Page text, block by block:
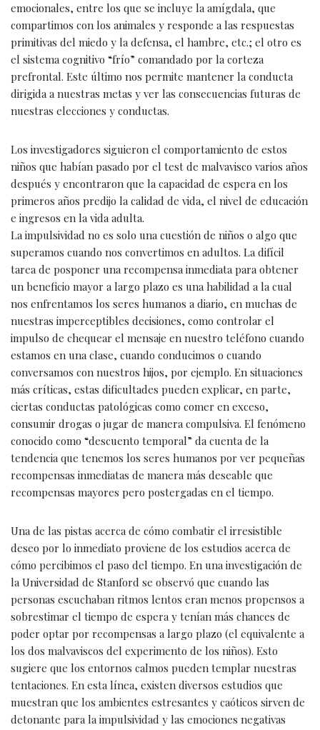
emocionales, entre los que se incluye la amígdala, que
compartimos con los animales y responde a las respuestas
primitivas del miedo y la defensa, el hambre, etc.; el otro es
el sistema cognitivo “frío” comandado por la corteza
prefrontal. Este último nos permite mantener la conducta
dirigida a nuestras metas y ver las consecuencias futuras de
nuestras elecciones y conductas.
Los investigadores siguieron el comportamiento de estos
niños que habían pasado por el test de malvavisco varios años
después y encontraron que la capacidad de espera en los
primeros años predijo la calidad de vida, el nivel de educación
e ingresos en la vida adulta.
La impulsividad no es solo una cuestión de niños o algo que
superamos cuando nos convertimos en adultos. La difícil
tarea de posponer una recompensa inmediata para obtener
un beneficio mayor a largo plazo es una habilidad a la cual
nos enfrentamos los seres humanos a diario, en muchas de
nuestras imperceptibles decisiones, como controlar el
impulso de chequear el mensaje en nuestro teléfono cuando
estamos en una clase, cuando conducimos o cuando
conversamos con nuestros hijos, por ejemplo. En situaciones
más críticas, estas dificultades pueden explicar, en parte,
ciertas conductas patológicas como comer en exceso,
consumir drogas o jugar de manera compulsiva. El fenómeno
conocido como “descuento temporal” da cuenta de la
tendencia que tenemos los seres humanos por ver pequeñas
recompensas inmediatas de manera más deseable que
recompensas mayores pero postergadas en el tiempo.
Una de las pistas acerca de cómo combatir el irresistible
deseo por lo inmediato proviene de los estudios acerca de
cómo percibimos el paso del tiempo. En una investigación de
la Universidad de Stanford se observó que cuando las
personas escuchaban ritmos lentos eran menos propensos a
sobrestimar el tiempo de espera y tenían más chances de
poder optar por recompensas a largo plazo (el equivalente a
los dos malvaviscos del experimento de los niños). Esto
sugiere que los entornos calmos pueden templar nuestras
tentaciones. En esta línea, existen diversos estudios que
muestran que los ambientes estresantes y caóticos sirven de
detonante para la impulsividad y las emociones negativas